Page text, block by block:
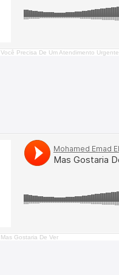
Você Precisa De Um Atendimento Urgente
Mas Gostaria De Ver